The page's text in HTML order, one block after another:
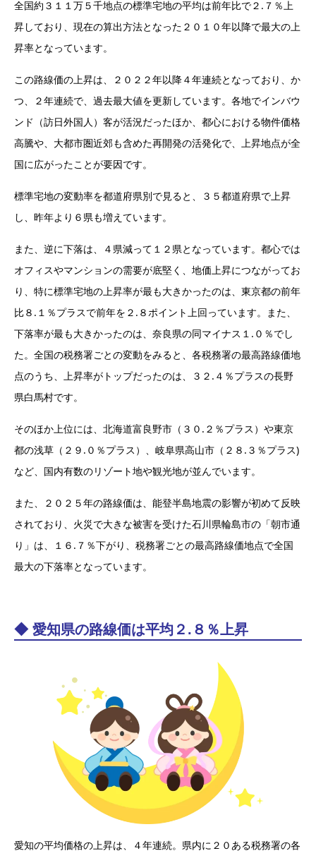
全国約３１１万５千地点の標準宅地の平均は前年比で２.７％上
昇しており、現在の算出方法となった２０１０年以降で最大の上
昇率となっています。
この路線価の上昇は、２０２２年以降４年連続となっており、か
つ、２年連続で、過去最大値を更新しています。各地でインバウ
ンド（訪日外国人）客が活況だったほか、都心における物件価格
高騰や、大都市圏近郊も含めた再開発の活発化で、上昇地点が全
国に広がったことが要因です。
標準宅地の変動率を都道府県別で見ると、３５都道府県で上昇
し、昨年より６県も増えています。
また、逆に下落は、４県減って１２県となっています。都心では
オフィスやマンションの需要が底堅く、地価上昇につながってお
り、特に標準宅地の上昇率が最も大きかったのは、東京都の前年
比８.１％プラスで前年を２.８ポイント上回っています。また、
下落率が最も大きかったのは、奈良県の同マイナス１.０％でし
た。全国の税務署ごとの変動をみると、各税務署の最高路線価地
点のうち、上昇率がトップだったのは、３２.４％プラスの長野
県白馬村です。
そのほか上位には、北海道富良野市（３０.２％プラス）や東京
都の浅草（２９.０％プラス）、岐阜県高山市（２８.３％プラス)
など、国内有数のリゾート地や観光地が並んでいます。
また、２０２５年の路線価は、能登半島地震の影響が初めて反映
されており、火災で大きな被害を受けた石川県輪島市の「朝市通
り」は、１６.７％下がり、税務署ごとの最高路線価地点で全国
最大の下落率となっています。
◆ 愛知県の路線価は平均２.８％上昇
愛知の平均価格の上昇は、４年連続。県内に２０ある税務署の各